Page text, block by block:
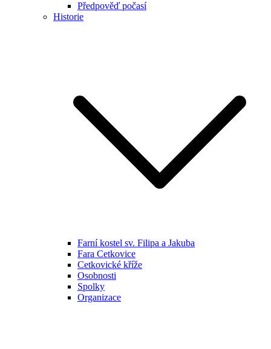
Předpověď počasí
Historie
Farní kostel sv. Filipa a Jakuba
Fara Cetkovice
Cetkovické kříže
Osobnosti
Spolky
Organizace